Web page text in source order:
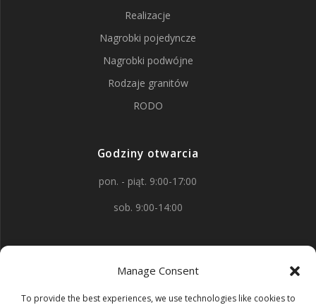
Manage Consent
To provide the best experiences, we use technologies like cookies to
Realizacje
Nagrobki pojedyncze
Nagrobki podwójne
Rodzaje granitów
RODO
Godziny otwarcia
pon. - piąt. 9:00-17:00
sob. 9:00-14:00
aleja Wojska Polskiego 88